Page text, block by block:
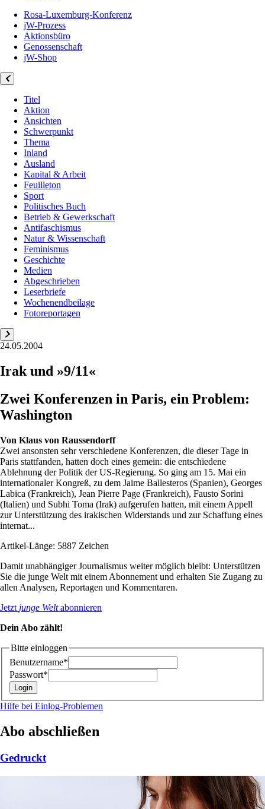
Rosa-Luxemburg-Konferenz
jW-Prozess
Aktionsbüro
Genossenschaft
jW-Shop
Titel
Aktion
Ansichten
Schwerpunkt
Thema
Inland
Ausland
Kapital & Arbeit
Feuilleton
Sport
Politisches Buch
Betrieb & Gewerkschaft
Antifaschismus
Natur & Wissenschaft
Feminismus
Geschichte
Medien
Abgeschrieben
Leserbriefe
Wochenendbeilage
Fotoreportagen
24.05.2004
Irak und »9/11«
Zwei Konferenzen in Paris, ein Problem:
Washington
Von Klaus von Raussendorff
Zwei ansonsten sehr verschiedene Konferenzen, die dieser Tage in
Paris stattfanden, hatten doch eines gemein: die entschiedene
Ablehnung der Politik der US-Regierung. So ging am 15. Mai ein
internationaler Kongreß, zu dem Jaime Ballesteros (Spanien), Georges
Labica (Frankreich), Jean Pierre Page (Frankreich), Fausto Sorini
(Italien) und Subhi Toma (Irak) aufgerufen hatten, mit einem Appell
zur Unterstützung des irakischen Widerstands und zur Schaffung eines
internat...
Artikel-Länge: 5887 Zeichen
Damit unabhängiger Journalismus weiter möglich bleibt: Unterstützen
Sie die junge Welt mit einem Abonnement und erhalten Sie Zugang zu
allen Analysen, Reportagen und Kommentaren.
Jetzt junge Weltabonnieren
Dein Abo zählt!
Bitte einloggen
Benutzername*
Passwort*
Hilfe bei Einlog-Problemen
Abo abschließen
Gedruckt